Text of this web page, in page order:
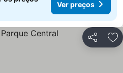
Ver preços
Partilhar